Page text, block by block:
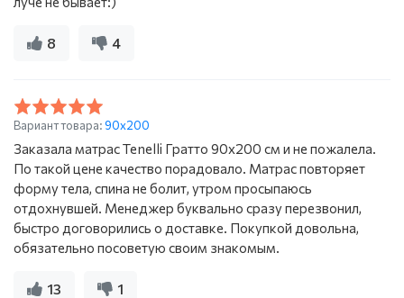
8 4
Вариант товара:90x200
Заказала матрас Tenelli Гратто 90х200 см и не пожалела.
По такой цене качество порадовало. Матрас повторяет
форму тела, спина не болит, утром просыпаюсь
отдохнувшей. Менеджер буквально сразу перезвонил,
быстро договорились о доставке. Покупкой довольна,
обязательно посоветую своим знакомым.
13 1